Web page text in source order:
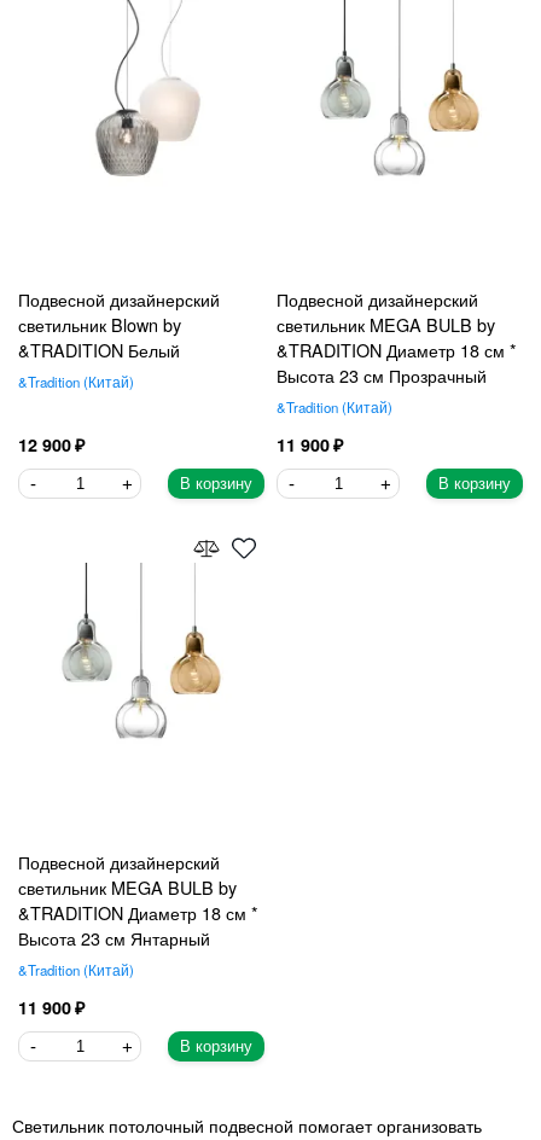
Подвесной дизайнерский
светильник Blown by
&TRADITION Белый
&Tradition Китай
12 900
В корзину
Подвесной дизайнерский
светильник MEGA BULB by
&TRADITION Диаметр 18 см *
Высота 23 см Прозрачный
&Tradition Китай
11 900
В корзину
Подвесной дизайнерский
светильник MEGA BULB by
&TRADITION Диаметр 18 см *
Высота 23 см Янтарный
&Tradition Китай
11 900
В корзину
Светильник потолочный подвесной помогает организовать